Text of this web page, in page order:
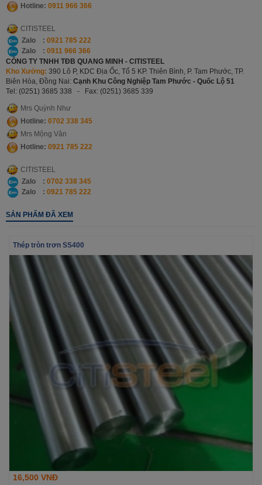
Hotline: 0911 966 366
CITISTEEL
Zalo : 0921 785 222
Zalo : 0911 966 366
CÔNG TY TNHH TĐB QUANG MINH - CITISTEEL
Kho Xưởng: 390 Lô P, KDC Địa Ốc, Tổ 5 KP. Thiên Bình, P. Tam Phước, TP.
Biên Hòa, Đồng Nai: Cạnh Khu Công Nghiệp Tam Phước - Quốc Lộ 51
Tel: (0251) 3685 338 - Fax: (0251) 3685 339
Mrs Quỳnh Như
Hotline: 0702 338 345
Mrs Mộng Vân
Hotline: 0921 785 222
CITISTEEL
Zalo : 0702 338 345
Zalo : 0921 785 222
SẢN PHẨM ĐÃ XEM
Thép tròn trơn SS400
16,500 VNĐ